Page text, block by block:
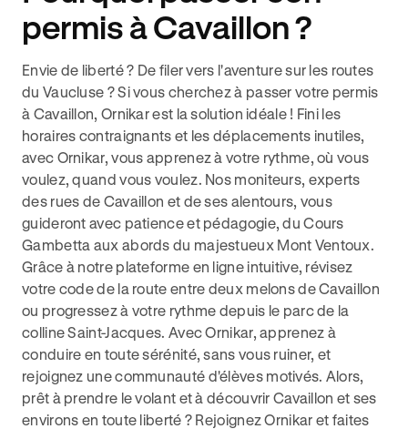
permis à Cavaillon ?
Envie de liberté ? De filer vers l'aventure sur les routes
du Vaucluse ? Si vous cherchez à passer votre permis
à Cavaillon, Ornikar est la solution idéale ! Fini les
horaires contraignants et les déplacements inutiles,
avec Ornikar, vous apprenez à votre rythme, où vous
voulez, quand vous voulez. Nos moniteurs, experts
des rues de Cavaillon et de ses alentours, vous
guideront avec patience et pédagogie, du Cours
Gambetta aux abords du majestueux Mont Ventoux.
Grâce à notre plateforme en ligne intuitive, révisez
votre code de la route entre deux melons de Cavaillon
ou progressez à votre rythme depuis le parc de la
colline Saint-Jacques. Avec Ornikar, apprenez à
conduire en toute sérénité, sans vous ruiner, et
rejoignez une communauté d'élèves motivés. Alors,
prêt à prendre le volant et à découvrir Cavaillon et ses
environs en toute liberté ? Rejoignez Ornikar et faites